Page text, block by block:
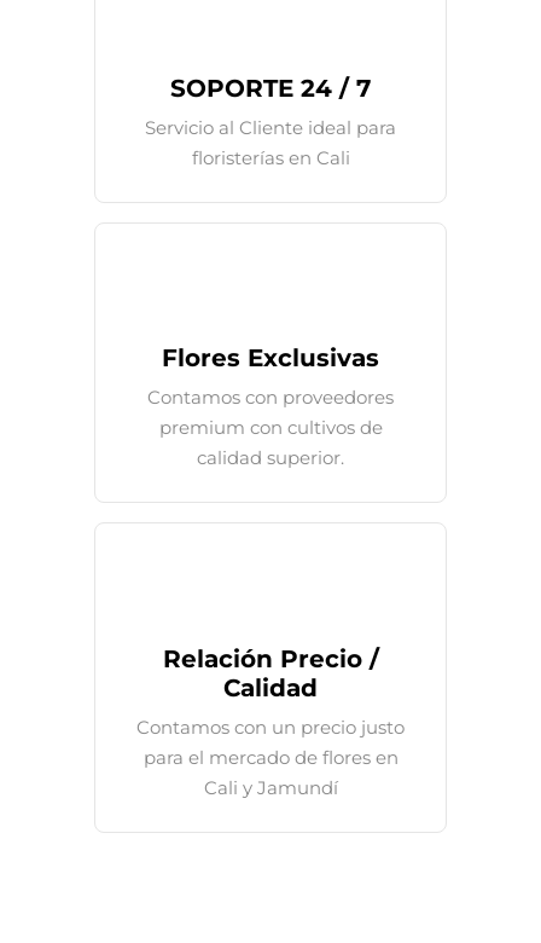
SOPORTE 24 / 7
Servicio al Cliente ideal para
floristerías en Cali
Flores Exclusivas
Contamos con proveedores
premium con cultivos de
calidad superior.
Relación Precio /
Calidad
Contamos con un precio justo
para el mercado de flores en
Cali y Jamundí